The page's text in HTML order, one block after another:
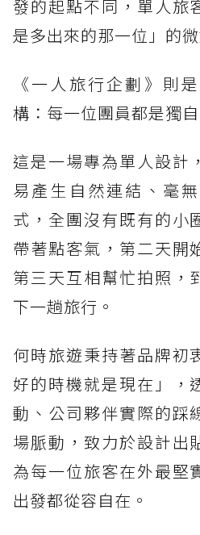
發的起點不同，單人旅
是多出來的那一位」的
《一人旅行企劃》則
構：每一位團員都是獨自
這是一場專為單人設計
易產生自然連結、毫
式，全團沒有既有的小
帶著點客氣，第二天開
第三天互相幫忙拍照，
下一趟旅行。
何時旅遊秉持著品牌初
好的時機就是現在」，
動、公司夥伴實際的踩
場脈動，致力於設計出
為每一位旅客在外最堅
出發都從容自在。